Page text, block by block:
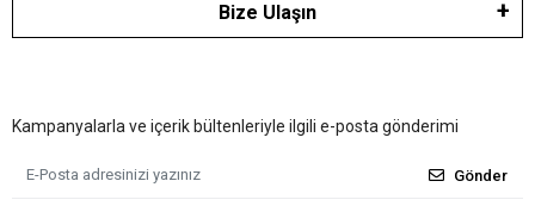
Bize Ulaşın
Kampanyalarla ve içerik bültenleriyle ilgili e-posta gönderimi
Gönder